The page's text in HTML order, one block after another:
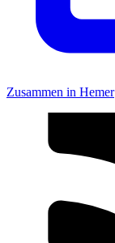
Zusammen in Hemer